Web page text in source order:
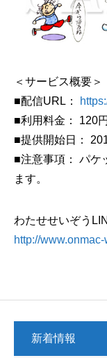
＜サービス概要＞
■配信URL：
■利用料金： 120
■提供開始日：
■注意事項： パケ
ます。
わたせせいぞう
http://
新着情報